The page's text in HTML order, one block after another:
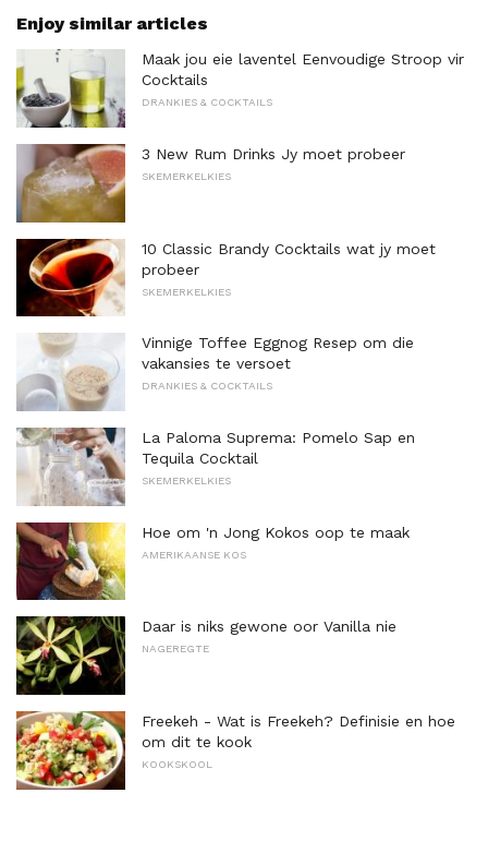
Enjoy similar articles
Maak jou eie laventel Eenvoudige Stroop vir
Cocktails
DRANKIES & COCKTAILS
3 New Rum Drinks Jy moet probeer
SKEMERKELKIES
10 Classic Brandy Cocktails wat jy moet
probeer
SKEMERKELKIES
Vinnige Toffee Eggnog Resep om die
vakansies te versoet
DRANKIES & COCKTAILS
La Paloma Suprema: Pomelo Sap en
Tequila Cocktail
SKEMERKELKIES
Hoe om 'n Jong Kokos oop te maak
AMERIKAANSE KOS
Daar is niks gewone oor Vanilla nie
NAGEREGTE
Freekeh - Wat is Freekeh? Definisie en hoe
om dit te kook
KOOKSKOOL